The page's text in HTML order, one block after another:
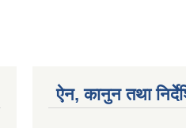
ऐन, कानुन तथा